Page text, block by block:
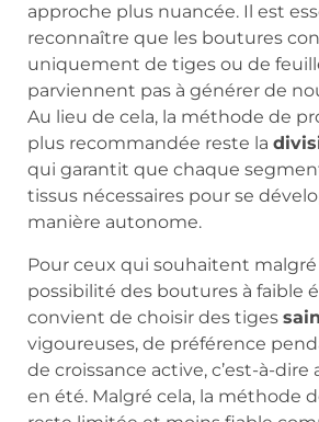
approche plus nuancée. Il est
reconnaître que les boutures
uniquement de tiges ou de
parviennent pas à générer de
Au lieu de cela, la méthode de
plus recommandée reste la
qui garantit que chaque
tissus nécessaires pour se
manière autonome.
Pour ceux qui souhaitent
possibilité des boutures à faible
convient de choisir des tiges
vigoureuses, de préférence
de croissance active, c’est-à-
en été. Malgré cela, la méthode